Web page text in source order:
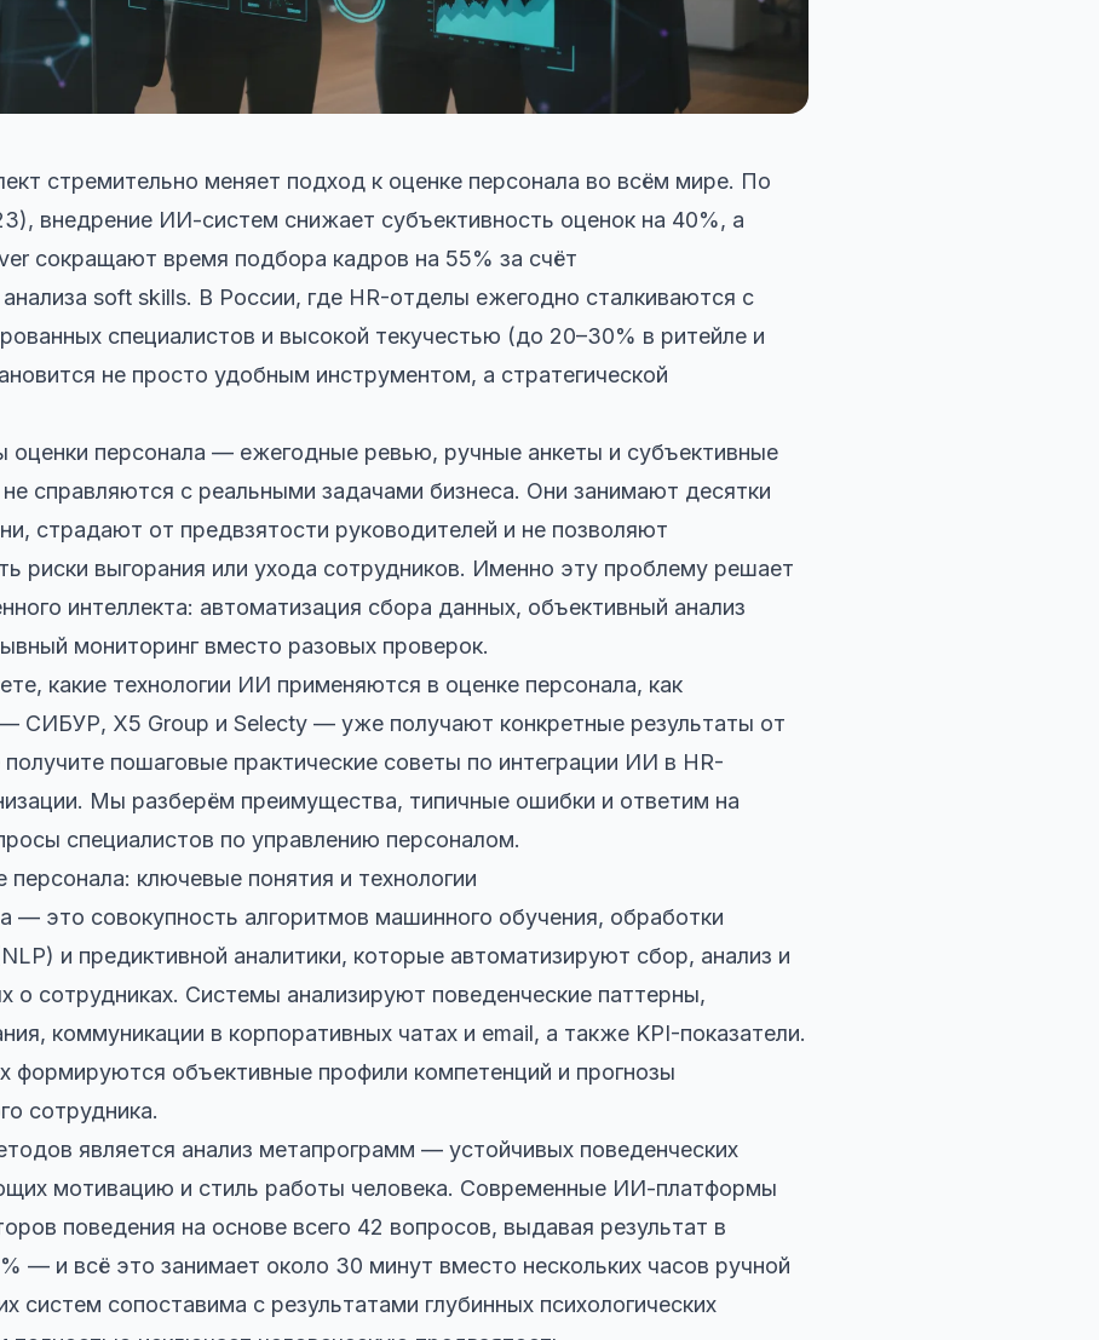
стремительно меняет подход к оценке персонала во всём мире. По
внедрение ИИ-систем снижает субъективность оценок на 40%, а
сокращают время подбора кадров на 55% за счёт
soft skills. В России, где HR-отделы ежегодно сталкиваются с
специалистов и высокой текучестью (до 20–30% в ритейле и
не просто удобным инструментом, а стратегической
персонала — ежегодные ревью, ручные анкеты и субъективные
справляются с реальными задачами бизнеса. Они занимают десятки
страдают от предвзятости руководителей и не позволяют
риски выгорания или ухода сотрудников. Именно эту проблему решает
интеллекта: автоматизация сбора данных, объективный анализ
мониторинг вместо разовых проверок.
какие технологии ИИ применяются в оценке персонала, как
СИБУР, X5 Group и Selecty — уже получают конкретные результаты от
пошаговые практические советы по интеграции ИИ в HR-
Мы разберём преимущества, типичные ошибки и ответим на
специалистов по управлению персоналом.
ключевые понятия и технологии
— это совокупность алгоритмов машинного обучения, обработки
и предиктивной аналитики, которые автоматизируют сбор, анализ и
о сотрудниках. Системы анализируют поведенческие паттерны,
коммуникации в корпоративных чатах и email, а также KPI-показатели.
формируются объективные профили компетенций и прогнозы
сотрудника.
является анализ метапрограмм — устойчивых поведенческих
мотивацию и стиль работы человека. Современные ИИ-платформы
поведения на основе всего 42 вопросов, выдавая результат в
— и всё это занимает около 30 минут вместо нескольких часов ручной
систем сопоставима с результатами глубинных психологических